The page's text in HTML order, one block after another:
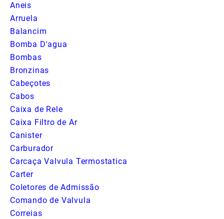
Aneis
Arruela
Balancim
Bomba D'agua
Bombas
Bronzinas
Cabeçotes
Cabos
Caixa de Rele
Caixa Filtro de Ar
Canister
Carburador
Carcaça Valvula Termostatica
Carter
Coletores de Admissão
Comando de Valvula
Correias